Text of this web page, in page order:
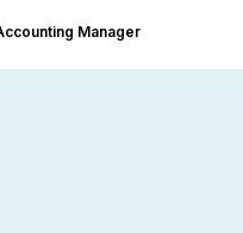
Manager